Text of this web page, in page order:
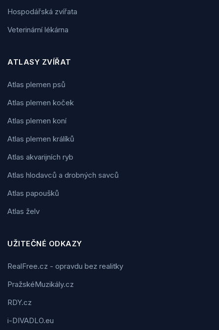
Hospodářská zvířata
Veterinární lékárna
ATLASY ZVÍŘAT
Atlas plemen psů
Atlas plemen koček
Atlas plemen koní
Atlas plemen králíků
Atlas akvarijních ryb
Atlas hlodavců a drobných savců
Atlas papoušků
Atlas želv
UŽITEČNÉ ODKAZY
RealFree.cz - opravdu bez realitky
PražskéMuzikály.cz
RDY.cz
i-DIVADLO.eu